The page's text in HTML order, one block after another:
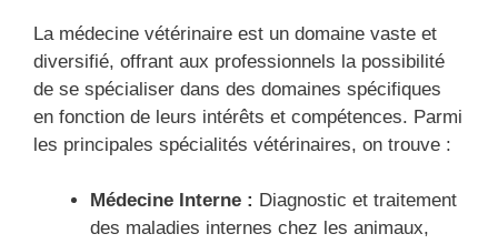
La médecine vétérinaire est un domaine vaste et
diversifié, offrant aux professionnels la possibilité
de se spécialiser dans des domaines spécifiques
en fonction de leurs intérêts et compétences. Parmi
les principales spécialités vétérinaires, on trouve :
Médecine Interne : Diagnostic et traitement
des maladies internes chez les animaux,